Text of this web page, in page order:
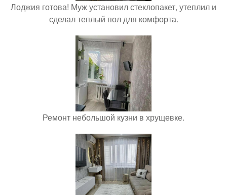
Лоджия готова! Муж установил стеклопакет, утеплил и
сделал теплый пол для комфорта.
Ремонт небольшой кузни в хрущевке.